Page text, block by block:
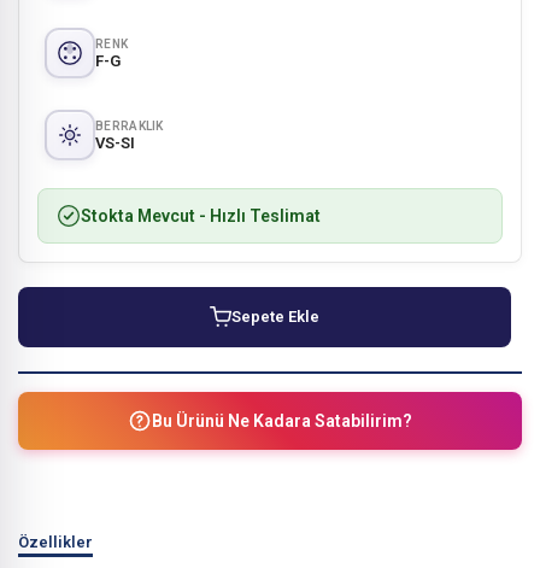
RENK
F-G
BERRAKLIK
VS-SI
Stokta Mevcut - Hızlı Teslimat
Sepete Ekle
Bu Ürünü Ne Kadara Satabilirim?
Özellikler